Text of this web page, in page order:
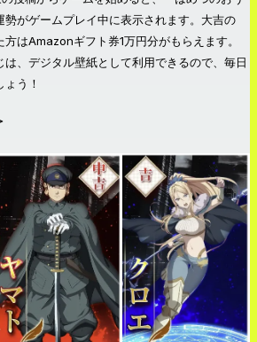
勢がゲームプレイ中に表示されます。大吉の
方はAmazonギフト券1万円分がもらえます。
、デジタル壁紙として利用できるので、毎日
う！